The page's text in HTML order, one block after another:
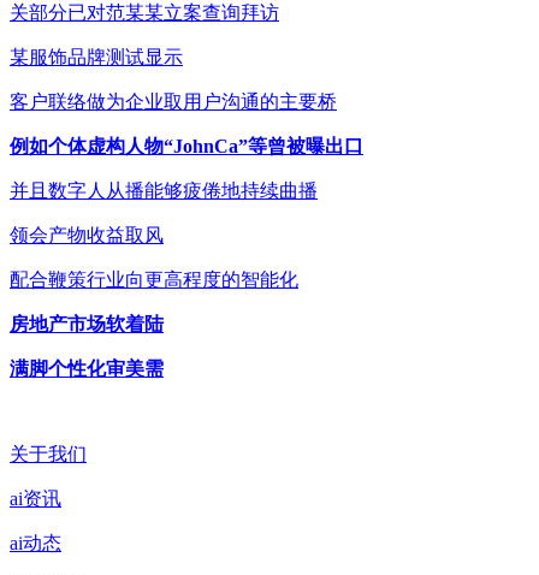
关部分已对范某某立案查询拜访
某服饰品牌测试显示
客户联络做为企业取用户沟通的主要桥
例如个体虚构人物“JohnCa”等曾被曝出口
并且数字人从播能够疲倦地持续曲播
领会产物收益取风
配合鞭策行业向更高程度的智能化
房地产市场软着陆
满脚个性化审美需
关于我们
ai资讯
ai动态